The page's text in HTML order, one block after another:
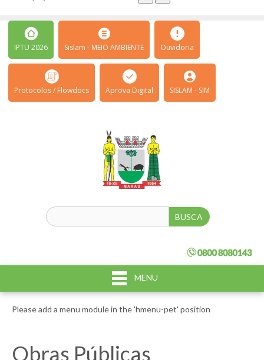
IPTU 2026 Sislam - MEIO AMBIENTE Ouvidoria
Protocolos / Flowdocs Aprova Digital SISLAM - SIM
MENU
Please add a menu module in the 'hmenu-pet' position
Obras Públicas